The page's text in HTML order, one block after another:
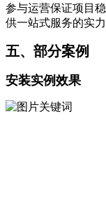
参与运营保证项目
供一站式服务的实力
五、部分案例
安装实例效果